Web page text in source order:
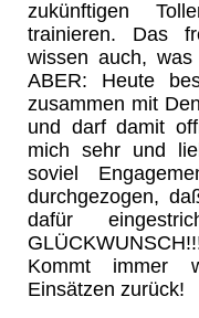
zukünftigen
trainieren. Das
wissen auch,
ABER: Heute
zusammen mit
und darf damit
mich sehr und
soviel
durchgezogen,
dafür
Kommt immer
Einsätzen zurück!